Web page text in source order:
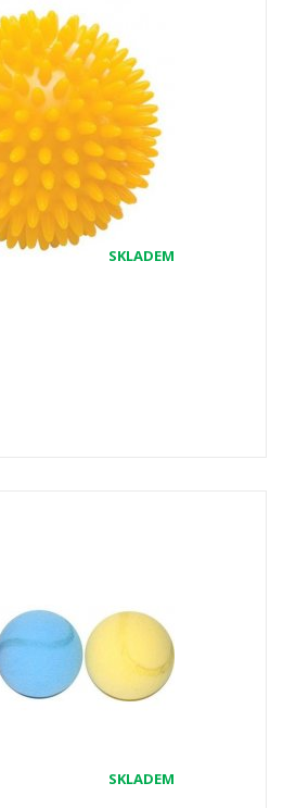
SKLADEM
SKLADEM